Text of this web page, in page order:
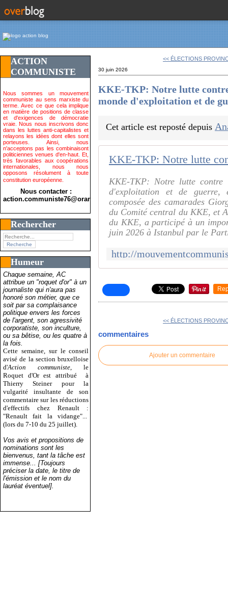
ACTION
COMMUNISTE
Nous sommes un mouvement
communiste au sens marxiste du
terme. Avec ce que cela implique
en matière de positions de classe
et d'exigences de démocratie
vraie. Nous nous inscrivons donc
dans les luttes anti-capitalistes et
relayons les idées dont elles sont
porteuses. Ainsi, nous
n'acceptons pas les combinaisont
politiciennes venues d'en-haut. Et,
très favorables aux coopérations
internationales, nous nous
opposons résolument à toute
constitution européenne.
Nous contacter :
action.communiste76@orange.fr>
Rechercher
Humeur
Chaque semaine, AC
attribue un "roquet d'or" à un
journaliste qui n'aura pas
honoré son métier, que ce
soit par sa complaisance
politique envers les forces
de l'argent, son agressivité
corporatiste, son inculture,
ou sa bêtise, ou les quatre à
la fois.
Cette semaine, sur le conseil
avisé de la section bruxelloise
d'Action communiste , le
Roquet d'Or est attribué
à
Thierry Steiner pour la
vulgarité insultante de son
commentaire sur les réductions
d'effectifs chez Renault :
"Renault fait la vidange"...
(lors du 7-10 du 25 juillet).
Vos avis et propositions de
nominations sont les
bienvenus, tant la tâche est
immense... [Toujours
préciser la date, le titre de
l'émission et le nom du
lauréat éventuel].
<< ÉLECTIONS
30 juin 2026
KKE-TKP: Notre lutte
monde d'exploitation et de
Cet article est reposté depuis
KKE-TKP: Notre lutte contre
d'exploitation et de guerre,
composée des camarades
du Comité central du KKE, et
du KKE, a participé à un
juin 2026 à Istanbul par le
<< ÉLECTIONS
commentaires
Ajouter un commentaire